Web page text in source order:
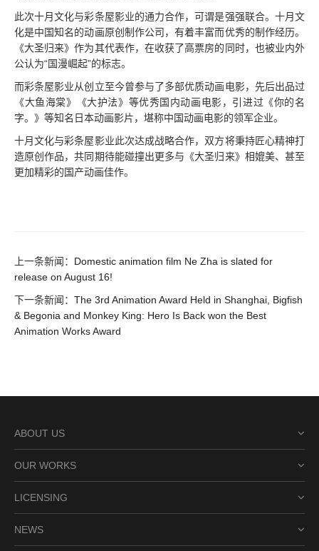
此次十月文化与彩条屋影业的通力合作，可谓是强强联合。十月文
化是中国知名的动画原创制作公司，有着丰富而优秀的制作经历。
《大圣归来》作为其代表作，在收获了高票房的同时，也被业内外
公认为“国漫崛起”的标志。
而彩条屋影业从创立至今曾参与了多部优质动画电影，先后出品过
《大鱼海棠》《大护法》等优秀国内动画电影，引进过《你的名
字。》等知名日本动画影片，堪称中国动画电影的领军企业。
十月文化与彩条屋影业此次达成战略合作，双方将秉持匠心精神打
造原创作品，共同期待能碰撞出更多与《大圣归来》相媲美、甚至
更加精彩的国产动画佳作。
上一条新闻： Domestic animation film Ne Zha is slated for
release on August 16!
下一条新闻： The 3rd Animation Award Held in Shanghai, Bigfish
& Begonia and Monkey King: Hero Is Back won the Best
Animation Works Award
ABOUT US
OUR WORKS
LICENSING
NEWS